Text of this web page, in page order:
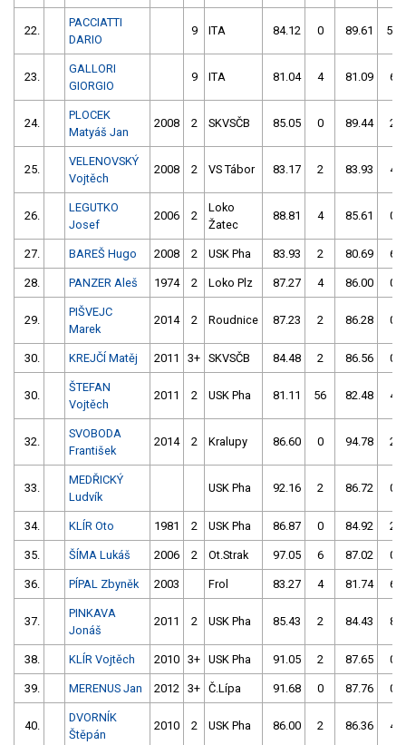
22.
PACCIATTI
DARIO
9 ITA 84.12 0 89.61 54
23.
GALLORI
GIORGIO
9 ITA 81.04 4 81.09 6
24.
PLOCEK
Matyáš Jan
2008 2 SKVSČB 85.05 0 89.44 2
25.
VELENOVSKÝ
Vojtěch
2008 2 VS Tábor 83.17 2 83.93 4
26.
LEGUTKO
Josef
2006 2
Loko
Žatec
88.81 4 85.61 0
27. BAREŠ Hugo 2008 2 USK Pha 83.93 2 80.69 6
28. PANZER Aleš 1974 2 Loko Plz 87.27 4 86.00 0
29.
PIŠVEJC
Marek
2014 2 Roudnice 87.23 2 86.28 0
30. KREJČÍ Matěj 2011 3+ SKVSČB 84.48 2 86.56 0
30.
ŠTEFAN
Vojtěch
2011 2 USK Pha 81.11 56 82.48 4
32.
SVOBODA
František
2014 2 Kralupy 86.60 0 94.78 2
33.
MEDŘICKÝ
Ludvík
USK Pha 92.16 2 86.72 0
34. KLÍR Oto 1981 2 USK Pha 86.87 0 84.92 2
35. ŠÍMA Lukáš 2006 2 Ot.Strak 97.05 6 87.02 0
36. PÍPAL Zbyněk 2003 Frol 83.27 4 81.74 6
37.
PINKAVA
Jonáš
2011 2 USK Pha 85.43 2 84.43 8
38. KLÍR Vojtěch 2010 3+ USK Pha 91.05 2 87.65 0
39. MERENUS Jan 2012 3+ Č.Lípa 91.68 0 87.76 0
40.
DVORNÍK
Štěpán
2010 2 USK Pha 86.00 2 86.36 4